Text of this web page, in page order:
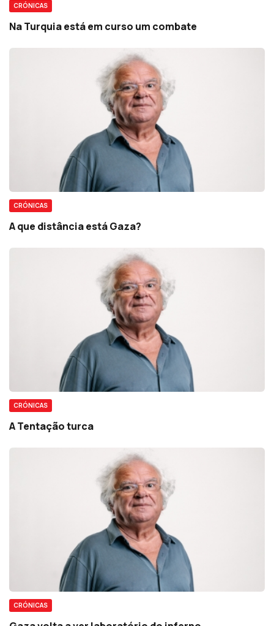
CRÓNICAS
Na Turquia está em curso um combate
CRÓNICAS
A que distância está Gaza?
CRÓNICAS
A Tentação turca
CRÓNICAS